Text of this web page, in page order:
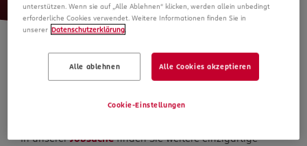
Die Suche geht weiter
In unsererJobsuchefinden Sie weitere einzigartige
unterstützen. Wenn sie auf „Alle Ablehnen“ klicken, werden allein unbedingt
erforderliche Cookies verwendet. Weitere Informationen finden Sie in
unserer Datenschutzerklärung
Alle ablehnen Alle Cookies akzeptieren
Cookie-Einstellungen